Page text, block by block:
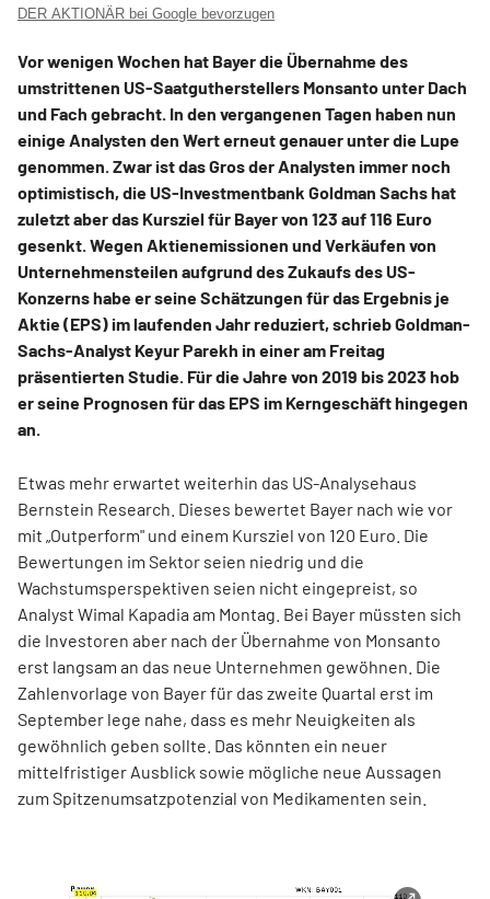
DER AKTIONÄR bei Google bevorzugen
Vor wenigen Wochen hat Bayer die Übernahme des
umstrittenen US-Saatgutherstellers Monsanto unter Dach
und Fach gebracht. In den vergangenen Tagen haben nun
einige Analysten den Wert erneut genauer unter die Lupe
genommen. Zwar ist das Gros der Analysten immer noch
optimistisch, die US-Investmentbank Goldman Sachs hat
zuletzt aber das Kursziel für Bayer von 123 auf 116 Euro
gesenkt. Wegen Aktienemissionen und Verkäufen von
Unternehmensteilen aufgrund des Zukaufs des US-
Konzerns habe er seine Schätzungen für das Ergebnis je
Aktie (EPS) im laufenden Jahr reduziert, schrieb Goldman-
Sachs-Analyst Keyur Parekh in einer am Freitag
präsentierten Studie. Für die Jahre von 2019 bis 2023 hob
er seine Prognosen für das EPS im Kerngeschäft hingegen
an.
Etwas mehr erwartet weiterhin das US-Analysehaus
Bernstein Research. Dieses bewertet Bayer nach wie vor
mit „Outperform" und einem Kursziel von 120 Euro. Die
Bewertungen im Sektor seien niedrig und die
Wachstumsperspektiven seien nicht eingepreist, so
Analyst Wimal Kapadia am Montag. Bei Bayer müssten sich
die Investoren aber nach der Übernahme von Monsanto
erst langsam an das neue Unternehmen gewöhnen. Die
Zahlenvorlage von Bayer für das zweite Quartal erst im
September lege nahe, dass es mehr Neuigkeiten als
gewöhnlich geben sollte. Das könnten ein neuer
mittelfristiger Ausblick sowie mögliche neue Aussagen
zum Spitzenumsatzpotenzial von Medikamenten sein.